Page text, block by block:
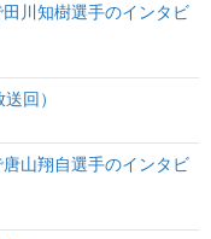
川知樹選手のインタビ
回）
山翔自選手のインタビ